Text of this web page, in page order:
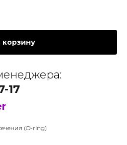
корзину
17
(O-ring)